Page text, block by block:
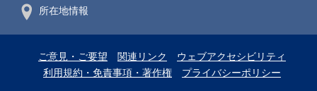
所在地情報
ご意見・ご要望 関連リンク
ウェブアクセシビリティ
利用規約・免責事項・著作権
プライバシーポリシー